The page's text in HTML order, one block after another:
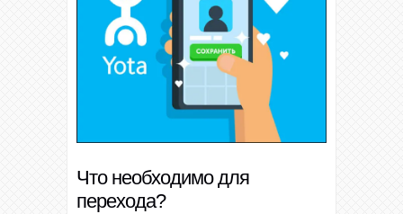
Что необходимо для
перехода?